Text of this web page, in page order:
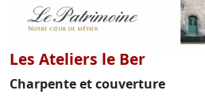
Les Ateliers le Ber
Charpente et couverture